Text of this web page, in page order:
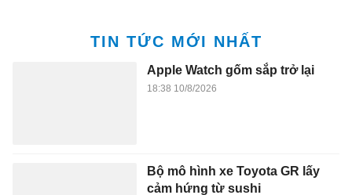
của những nơi này.
Đây cũng là lý do Thụy Sĩ hiện có chính sách thu
Người lao động ở Thụy Sĩ cũng làm việc rất nhiều